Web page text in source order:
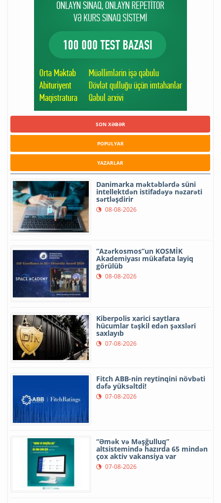
SON XƏBƏR
POPULYAR
YAZARLAR
Danimarka məktəblərdə süni
intellektdən istifadəyə nəzarəti
sərtləşdirir
08-08-2026
“Azərkosmos”un KOSMİK
Akademiyası mükafata layiq
görülüb
08-08-2026
Kiberpolis xarici saytlara
hücumlar təşkil edən şəxsləri
saxlayıb
07-08-2026
Fitch ABB-nin reytinqini növbəti
dəfə yüksəltdi!
07-08-2026
“Əmək və Məşğulluq”
altsistemində hazırda 65 mindən
çox aktiv vakansiya var
07-08-2026